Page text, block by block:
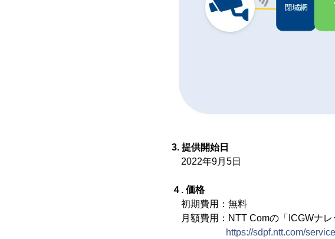
3. 提供開始日
2022年9月5日
４. 価格
初期費用：無料
月額費用：NTT Comの「ICGWナレ
https://sdpf.ntt.com/